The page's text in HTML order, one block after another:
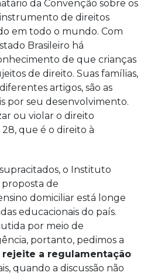
da Convenção sobre os
instrumento de direitos
em todo o mundo. Com
Brasileiro há
de que crianças
de direito. Suas famílias,
artigos, são as
por seu desenvolvimento.
ou violar o direito
que é o direito à
o Instituto
de
domiciliar está longe
educacionais do país.
por meio de
portanto, pedimos a
rejeite a regulamentação
quando a discussão não